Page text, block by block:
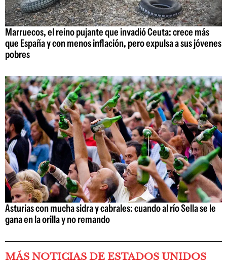
Marruecos, el reino pujante que invadió Ceuta: crece más
que España y con menos inflación, pero expulsa a sus jóvenes
pobres
Asturias con mucha sidra y cabrales: cuando al río Sella se le
gana en la orilla y no remando
MÁS NOTICIAS DE ESTADOS UNIDOS